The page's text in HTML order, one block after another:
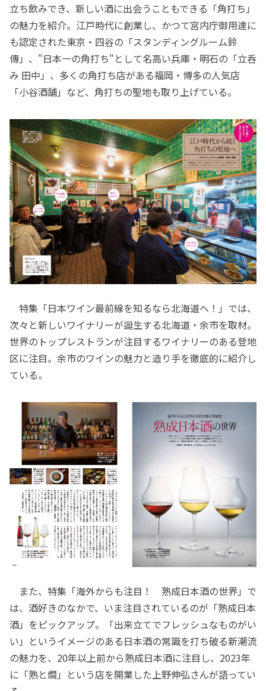
立ち飲みでき、新しい酒に出会うこともできる「角打ち」
の魅力を紹介。江戸時代に創業し、かつて宮内庁御用達に
も認定された東京・四谷の「スタンディングルーム鈴
傳」、"日本一の角打ち"として名高い兵庫・明石の「立呑
み 田中」、多くの角打ち店がある福岡・博多の人気店
「小谷酒舗」など、角打ちの聖地も取り上げている。
特集「日本ワイン最前線を知るなら北海道へ！」では、
次々と新しいワイナリーが誕生する北海道・余市を取材。
世界のトップレストランが注目するワイナリーのある登地
区に注目。余市のワインの魅力と造り手を徹底的に紹介し
ている。
また、特集「海外からも注目！ 熟成日本酒の世界」で
は、酒好きのなかで、いま注目されているのが「熟成日本
酒」をピックアップ。「出来立てでフレッシュなものがい
い」というイメージのある日本酒の常識を打ち破る新潮流
の魅力を、20年以上前から熟成日本酒に注目し、2023年
に「熟と燗」という店を開業した上野伸弘さんが語ってい